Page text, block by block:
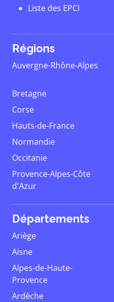
Liste des EPCI
Régions
Auvergne-Rhône-Alpes
Bretagne
Corse
Hauts-de-France
Normandie
Occitanie
Provence-Alpes-Côte
d'Azur
Départements
Ariège
Aisne
Alpes-de-Haute-
Provence
Ardèche